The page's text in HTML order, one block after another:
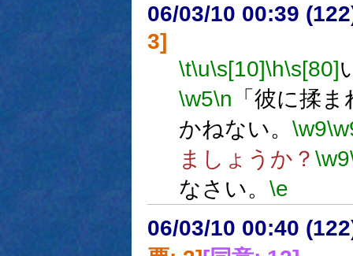
06/03/10 00:39
3]
\t\u\s[10]\h\s[80]
\w5\n 「彼に揉
かねない。 \w9
ましょうか？ \w9
なさい。 \e
06/03/10 00:40